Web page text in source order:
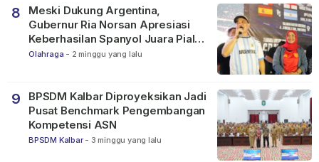
8
Meski Dukung Argentina,
Gubernur Ria Norsan Apresiasi
Keberhasilan Spanyol Juara Piala
Dunia FIFA 2026
Olahraga - 2 minggu yang lalu
9
BPSDM Kalbar Diproyeksikan Jadi
Pusat Benchmark Pengembangan
Kompetensi ASN
BPSDM Kalbar - 3 minggu yang lalu